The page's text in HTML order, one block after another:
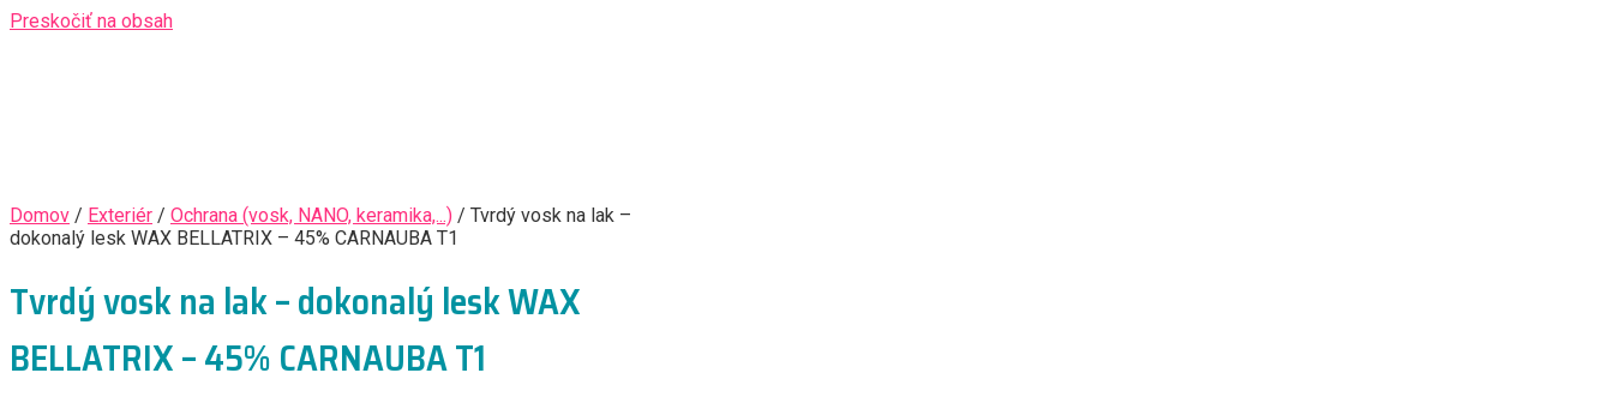
Preskočiť na obsah
Domov / Exteriér / Ochrana (vosk, NANO, keramika,...) / Tvrdý vosk na lak –
dokonalý lesk WAX BELLATRIX – 45% CARNAUBA T1
Tvrdý vosk na lak – dokonalý lesk WAX
BELLATRIX – 45% CARNAUBA T1